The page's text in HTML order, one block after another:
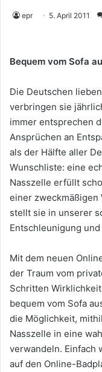
epr 5. April 2011
Bequem vom Sofa
Die Deutschen
verbringen sie
immer entsprechen
Ansprüchen an
als der Hälfte aller
Wunschliste: eine
Nasszelle erfüllt
einer zweckmäßigen
stellt sie in unserer
Entschleunigung
Mit dem neuen
der Traum vom
Schritten
bequem vom Sofa
die Möglichkeit,
Nasszelle in eine
verwandeln. Einfach
auf den Online-